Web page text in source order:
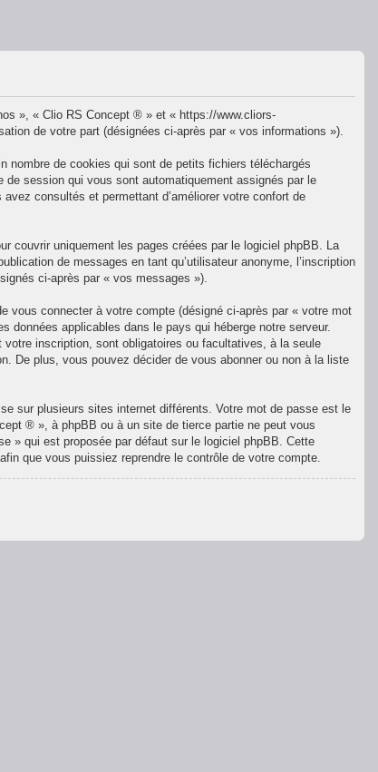
», « Clio RS Concept ® » et « https://www.cliors-
de votre part (désignées ci-après par « vos informations »).
nombre de cookies qui sont de petits fichiers téléchargés
de session qui vous sont automatiquement assignés par le
consultés et permettant d’améliorer votre confort de
couvrir uniquement les pages créées par le logiciel phpBB. La
de messages en tant qu’utilisateur anonyme, l’inscription
ci-après par « vos messages »).
vous connecter à votre compte (désigné ci-après par « votre mot
données applicables dans le pays qui héberge notre serveur.
inscription, sont obligatoires ou facultatives, à la seule
De plus, vous pouvez décider de vous abonner ou non à la liste
sur plusieurs sites internet différents. Votre mot de passe est le
® », à phpBB ou à un site de tierce partie ne peut vous
» qui est proposée par défaut sur le logiciel phpBB. Cette
que vous puissiez reprendre le contrôle de votre compte.